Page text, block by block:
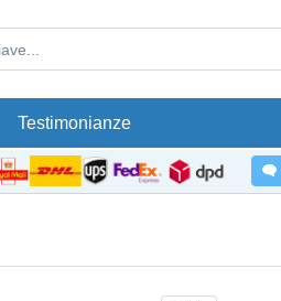
Testimonianze